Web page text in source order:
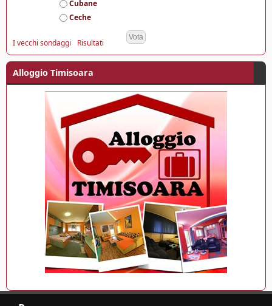
e Cubane
Ceche
I vecchi sondaggi Risultati
Alloggio Timisoara